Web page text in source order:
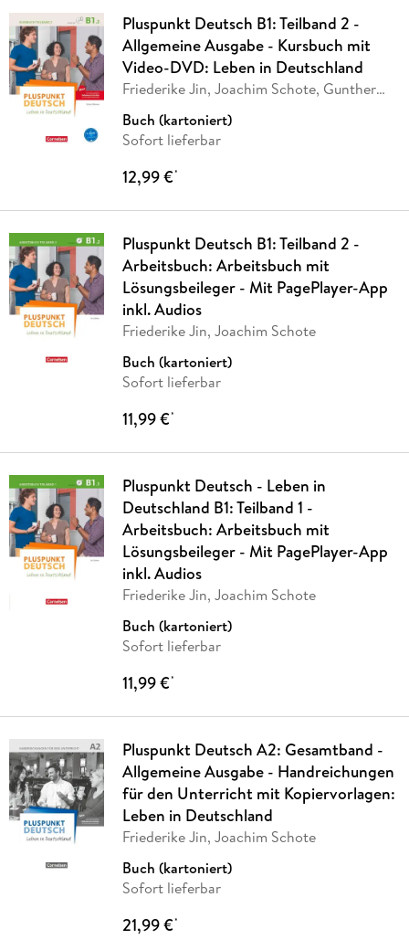
Pluspunkt Deutsch B1: Teilband 2 -
Allgemeine Ausgabe - Kursbuch mit
Video-DVD: Leben in Deutschland
Friederike Jin, Joachim Schote, Gunther
Buch (kartoniert)
Sofort lieferbar
12,99 €*
Pluspunkt Deutsch B1: Teilband 2 -
Arbeitsbuch: Arbeitsbuch mit
Lösungsbeileger - Mit PagePlayer-App
inkl. Audios
Friederike Jin, Joachim Schote
Buch (kartoniert)
Sofort lieferbar
11,99 €*
Pluspunkt Deutsch - Leben in
Deutschland B1: Teilband 1 -
Arbeitsbuch: Arbeitsbuch mit
Lösungsbeileger - Mit PagePlayer-App
inkl. Audios
Friederike Jin, Joachim Schote
Buch (kartoniert)
Sofort lieferbar
11,99 €*
Pluspunkt Deutsch A2: Gesamtband -
Allgemeine Ausgabe - Handreichungen
für den Unterricht mit Kopiervorlagen:
Leben in Deutschland
Friederike Jin, Joachim Schote
Buch (kartoniert)
Sofort lieferbar
21,99 €*